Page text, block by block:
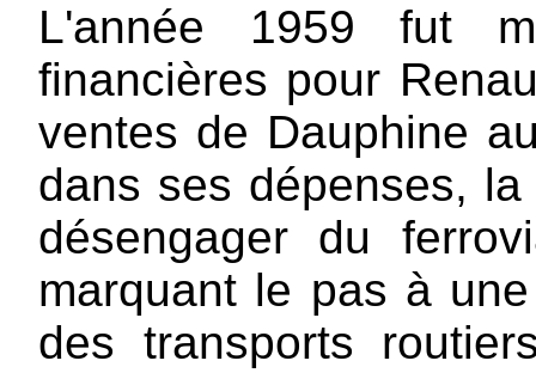
L'année 1959 fut
financières pour
ventes de Dauphine
dans ses dépenses,
désengager du
marquant le pas à
des transports